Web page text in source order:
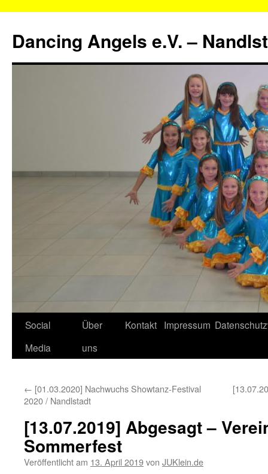
springen
Dancing Angels e.V. –
Social
Media
Über
uns
Kontakt Impressum
← [01.03.2020] Nachwuchs Showtanz-Festival
2020 / Nandlstadt
[13.07.2019] Abgesagt –
Sommerfest
Veröffentlicht am 13. April 2019von JUKlein.de